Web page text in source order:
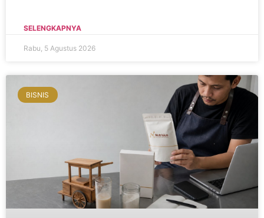
SELENGKAPNYA
Rabu, 5 Agustus 2026
BISNIS